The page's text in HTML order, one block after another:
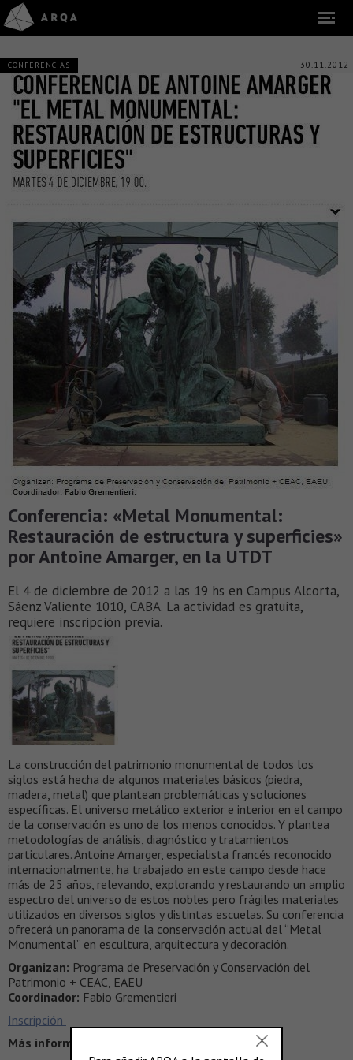
CONFERENCIAS 30.11.2012
Conferencia: «Metal Monumental:
Restauración de estructura y superficies»
por Antoine Amarger, en la UTDT
El 4 de diciembre de 2012 a las 19 hs en Campus Alcorta,
Sáenz Valiente 1010, CABA. La actividad es gratuita,
requiere inscripción previa.
La construcción del patrimonio monumental de todos los
siglos está hecha de algunos materiales básicos (piedra,
madera, metal) que plantean problemáticas y soluciones
específicas. El universo metálico exterior e interior en el campo
de la conservación es uno de los menos conocidos. Y plantea
metodologías de análisis, diagnóstico y tratamientos
particulares. Antoine Amarger, especialista francés reconocido
internacionalmente, ha trabajado en este campo desde hace
más de 25 años, relevando, explorando y restaurando un amplio
espectro del universo de estos nobles pero frágiles materiales
utilizados en diversos siglos y distintas escuelas. Su conferencia
ofrecerá un panorama de la conservación actual del “Metal
Monumental” en escultura, arquitectura y decoración.
Organizan: Programa de Preservación y Conservación del
Patrimonio + CEAC, EAEU
Coordinador: Fabio Grementieri
Inscripción
Más información >